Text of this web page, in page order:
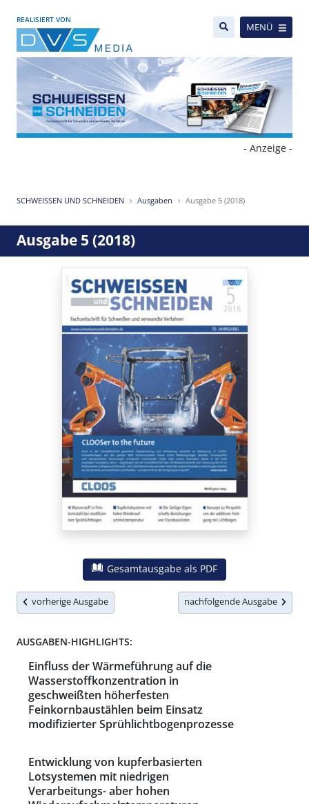
REALISIERT VON
MENÜ
- Anzeige -
SCHWEISSEN UND SCHNEIDEN Ausgaben Ausgabe 5 (2018)
Ausgabe 5 (2018)
Gesamtausgabe als PDF
vorherige Ausgabe nachfolgende Ausgabe
AUSGABEN-HIGHLIGHTS:
Einfluss der Wärmeführung auf die
Wasserstoffkonzentration in
geschweißten höherfesten
Feinkornbaustählen beim Einsatz
modifizierter Sprühlichtbogenprozesse
Entwicklung von kupferbasierten
Lotsystemen mit niedrigen
Verarbeitungs- aber hohen